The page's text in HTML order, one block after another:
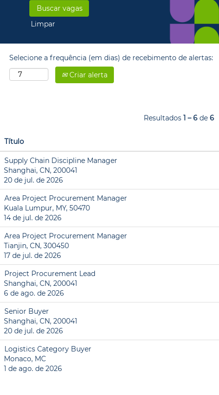
Limpar
Selecione a frequência (em dias) de recebimento de alertas:
Criar alerta
Resultados 1 – 6 de 6
Título
Supply Chain Discipline Manager
Shanghai, CN, 200041
20 de jul. de 2026
Area Project Procurement Manager
Kuala Lumpur, MY, 50470
14 de jul. de 2026
Area Project Procurement Manager
Tianjin, CN, 300450
17 de jul. de 2026
Project Procurement Lead
Shanghai, CN, 200041
6 de ago. de 2026
Senior Buyer
Shanghai, CN, 200041
20 de jul. de 2026
Logistics Category Buyer
Monaco, MC
1 de ago. de 2026